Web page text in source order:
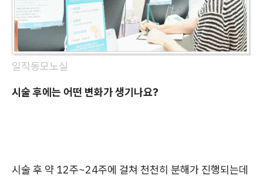
일직동모노실
시술 후에는 어떤 변화가 생기나요?
시술 후 약 12주~24주에 걸쳐 천천히 분해가 진행되는데